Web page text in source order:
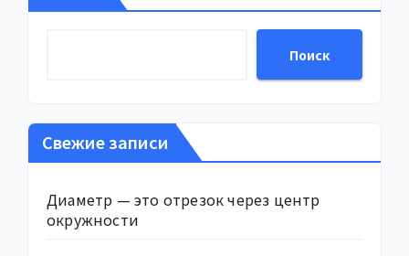
Поиск
Свежие записи
Диаметр — это отрезок через центр
окружности